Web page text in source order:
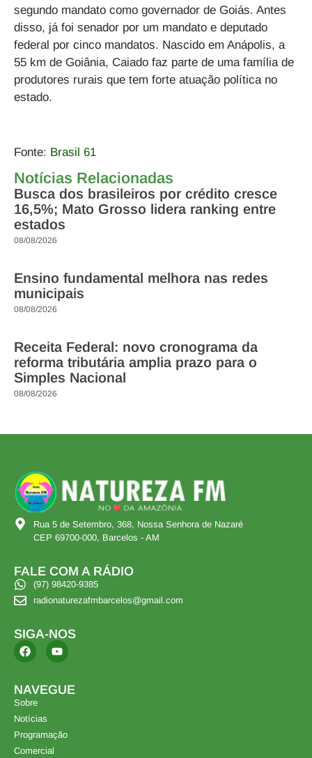
segundo mandato como governador de Goiás. Antes
disso, já foi senador por um mandato e deputado
federal por cinco mandatos. Nascido em Anápolis, a
55 km de Goiânia, Caiado faz parte de uma família de
produtores rurais que tem forte atuação política no
estado.
Fonte: Brasil 61
Notícias Relacionadas
Busca dos brasileiros por crédito cresce
16,5%; Mato Grosso lidera ranking entre
estados
08/08/2026
Ensino fundamental melhora nas redes
municipais
08/08/2026
Receita Federal: novo cronograma da
reforma tributária amplia prazo para o
Simples Nacional
08/08/2026
Rua 5 de Setembro, 368, Nossa Senhora de Nazaré
CEP 69700-000, Barcelos - AM
FALE COM A RÁDIO
(97) 98420-9385
radionaturezafmbarcelos@gmail.com
SIGA-NOS
NAVEGUE
Sobre
Notícias
Programação
Comercial